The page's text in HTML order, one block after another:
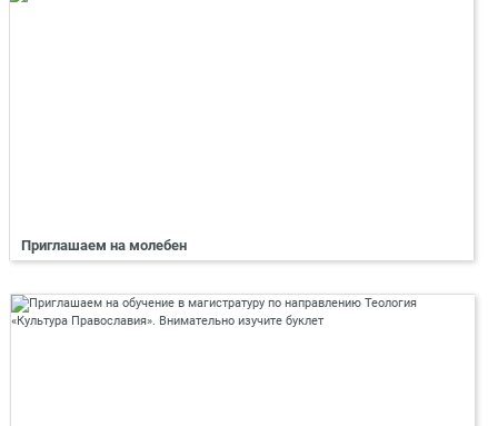
Приглашаем на молебен